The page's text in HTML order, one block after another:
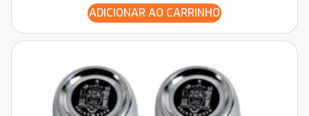
ADICIONAR AO CARRINHO